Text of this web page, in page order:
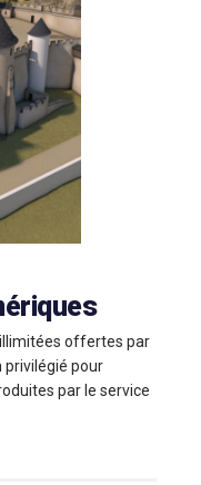
offertes par
privilégié pour
par le service